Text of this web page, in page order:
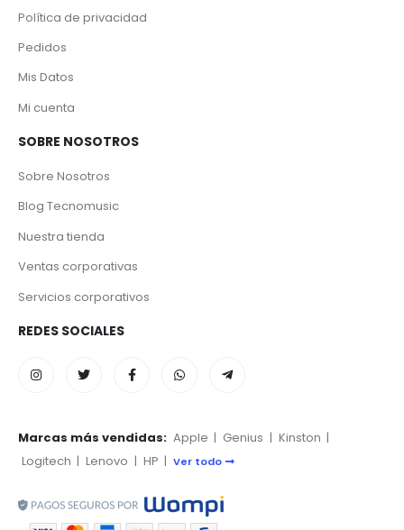
Política de privacidad
Pedidos
Mis Datos
Mi cuenta
SOBRE NOSOTROS
Sobre Nosotros
Blog Tecnomusic
Nuestra tienda
Ventas corporativas
Servicios corporativos
REDES SOCIALES
Marcas más vendidas: Apple | Genius | Kinston |
Logitech | Lenovo | HP | Ver todo